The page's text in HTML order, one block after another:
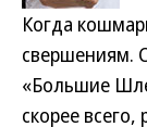
Когда
свершениям.
«Большие
скорее